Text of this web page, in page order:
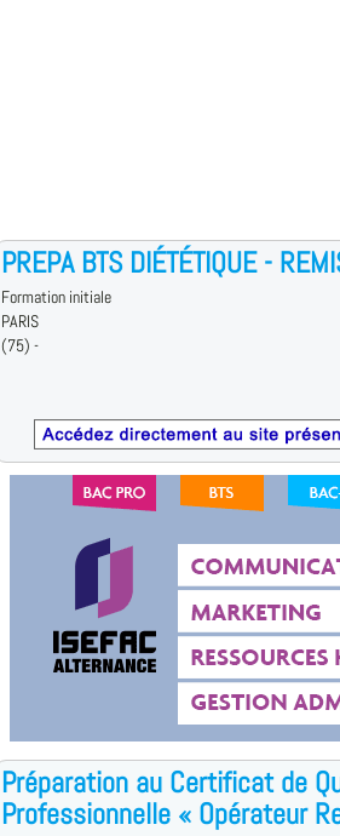
PREPA BTS DIÉTÉTIQUE -
Formation initiale
PARIS
(75) -
Préparation au Certificat de
Professionnelle « Opérateur